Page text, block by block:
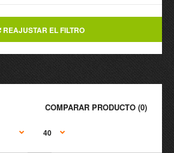
REAJUSTAR EL FILTRO
COMPARAR PRODUCTO (0)